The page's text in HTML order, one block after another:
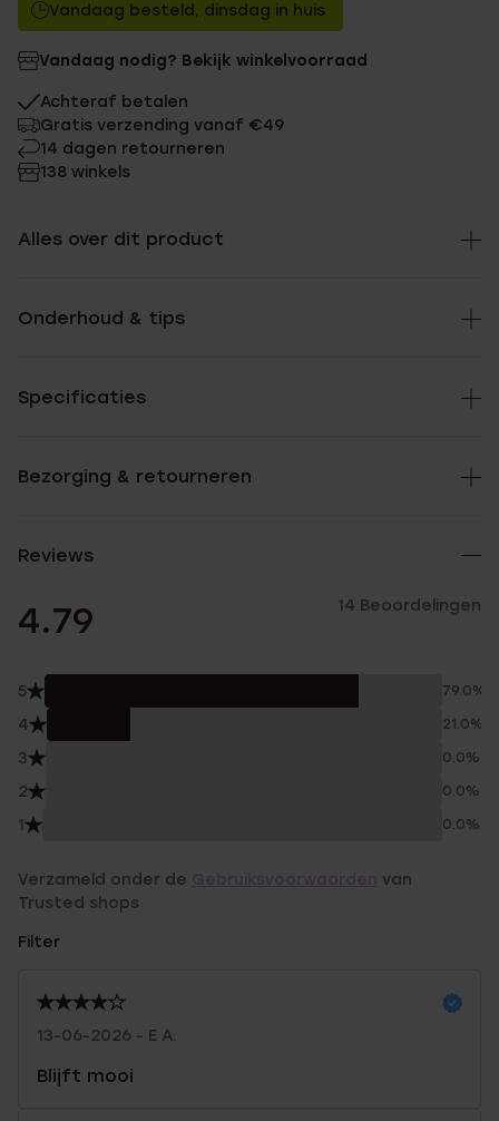
Vandaag besteld, dinsdag in huis
Vandaag nodig? Bekijk winkelvoorraad
Achteraf betalen
Gratis verzending vanaf €49
14 dagen retourneren
138 winkels
Alles over dit product
Onderhoud & tips
Specificaties
Bezorging & retourneren
Reviews
4.79 14 Beoordelingen
5 79.0%
4 21.0%
3 0.0%
2 0.0%
1 0.0%
Verzameld onder de
van
Trusted shops
Filter
13-06-2026 - E A.
Blijft mooi